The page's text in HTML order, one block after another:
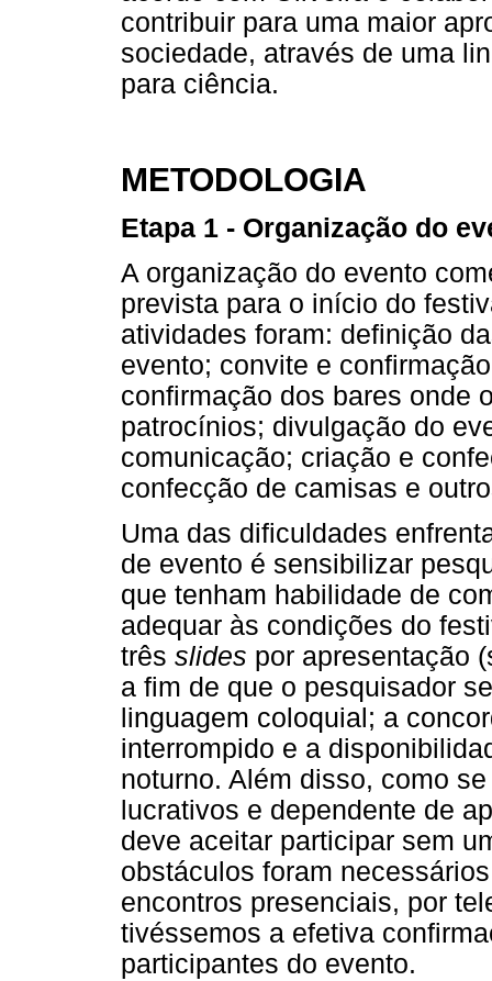
contribuir para uma maior
sociedade, através de uma
para ciência.
METODOLOGIA
Etapa 1 - Organização do
A organização do evento
prevista para o início do
atividades foram: definição
evento; convite e
confirmação dos bares onde
patrocínios; divulgação do
comunicação; criação e
confecção de camisas e
Uma das dificuldades
de evento é sensibilizar
que tenham habilidade de
adequar às condições do
três slides por apresentação
a fim de que o pesquisador
linguagem coloquial; a
interrompido e a
noturno. Além disso, como
lucrativos e dependente de
deve aceitar participar sem
obstáculos foram
encontros presenciais, por
tivéssemos a efetiva
participantes do evento.